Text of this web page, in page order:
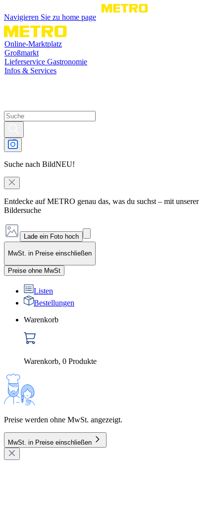
Navigieren Sie zu home page
Online-Marktplatz
Großmarkt
Lieferservice Gastronomie
Infos & Services
Suche nach BildNEU!
Entdecke auf METRO genau das, was du suchst – mit unserer
Bildersuche
Lade ein Foto hoch
MwSt. in Preise einschließen
Preise ohne MwSt
Listen
Bestellungen
Warenkorb
Warenkorb, 0 Produkte
Preise werden ohne MwSt. angezeigt.
MwSt. in Preise einschließen